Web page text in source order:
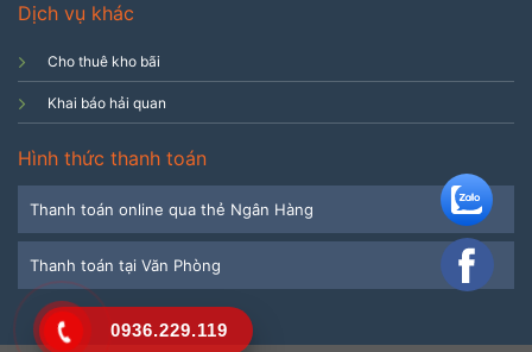
Dịch vụ khác
Cho thuê kho bãi
Khai báo hải quan
Hình thức thanh toán
Thanh toán online qua thẻ Ngân Hàng
Thanh toán tại Văn Phòng
0936.229.119